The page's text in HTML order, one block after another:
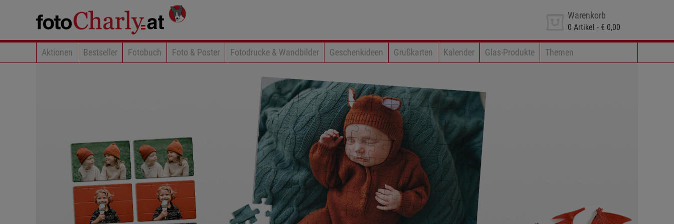
Warenkorb
0 Artikel - € 0,00
Aktionen Bestseller Fotobuch Foto & Poster Fotodrucke & Wandbilder Geschenkideen Grußkarten Kalender Glas-Produkte Themen